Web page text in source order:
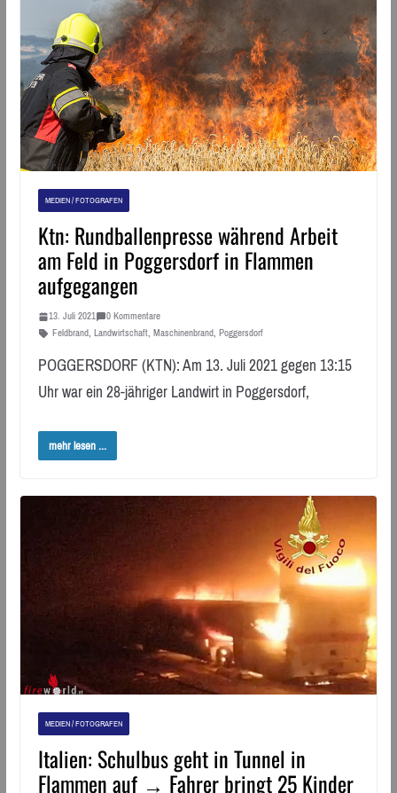
MEDIEN / FOTOGRAFEN
Ktn: Rundballenpresse während Arbeit
am Feld in Poggersdorf in Flammen
aufgegangen
13. Juli 2021
0 Kommentare
Feldbrand, Landwirtschaft, Maschinenbrand, Poggersdorf
POGGERSDORF (KTN): Am 13. Juli 2021 gegen 13:15
Uhr war ein 28-jähriger Landwirt in Poggersdorf,
mehr lesen ...
MEDIEN / FOTOGRAFEN
Italien: Schulbus geht in Tunnel in
Flammen auf → Fahrer bringt 25 Kinder